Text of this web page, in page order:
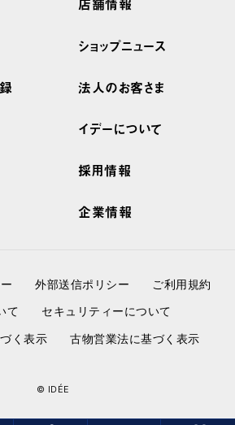
店舗情報
ショップニュース
法人のお客さま
イデーについて
採用情報
企業情報
外部送信ポリシー
ご利用規約
て
セキュリティーについて
く表示
古物営業法に基づく表示
© IDÉE